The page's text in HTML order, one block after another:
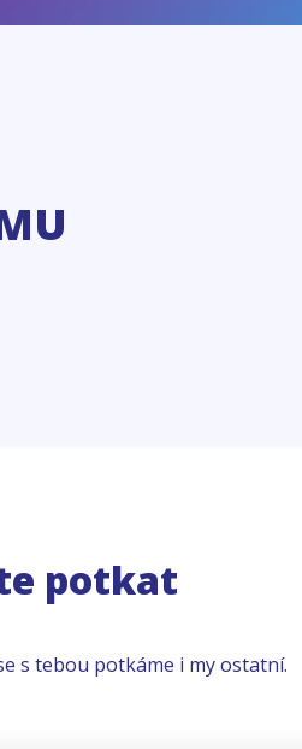
potkat
s tebou potkáme i my ostatní.